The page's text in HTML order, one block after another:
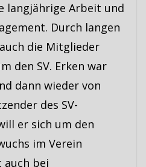
langjährige Arbeit und
Durch langen
die Mitglieder
den SV. Erken war
dann wieder von
des SV-
er sich um den
im Verein
auch bei